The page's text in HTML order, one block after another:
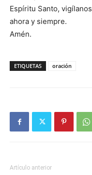
Espíritu Santo, vigílanos
ahora y siempre.
Amén.
ETIQUETAS oración
Artículo anterior